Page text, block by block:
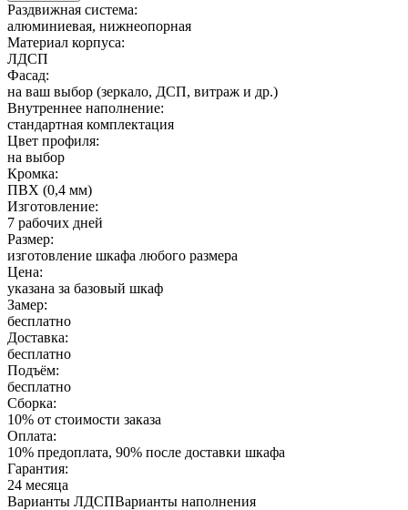
Раздвижная система:
алюминиевая, нижнеопорная
Материал корпуса:
ЛДСП
Фасад:
на ваш выбор (зеркало, ДСП, витраж и др.)
Внутреннее наполнение:
стандартная комплектация
Цвет профиля:
на выбор
Кромка:
ПВХ (0,4 мм)
Изготовление:
7 рабочих дней
Размер:
изготовление шкафа любого размера
Цена:
указана за базовый шкаф
Замер:
бесплатно
Доставка:
бесплатно
Подъём:
бесплатно
Сборка:
10% от стоимости заказа
Оплата:
10% предоплата, 90% после доставки шкафа
Гарантия:
24 месяца
Варианты ЛДСПВарианты наполнения